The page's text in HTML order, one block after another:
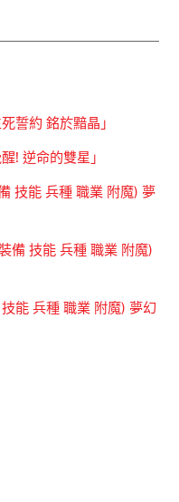
誓約 銘於黯晶」
! 逆命的雙星」
技能 兵種 職業 附魔) 夢
備 技能 兵種 職業 附魔)
能 兵種 職業 附魔) 夢幻